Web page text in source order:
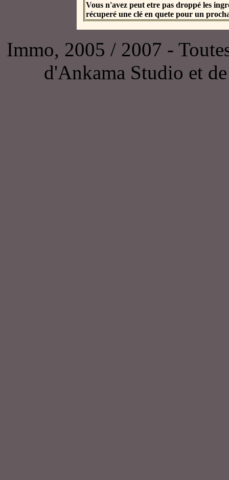
Vous n'avez peut etre pas droppé les
récuperé une clé en quete pour un
Immo, 2005 / 2007 -
d'Ankama Studio et